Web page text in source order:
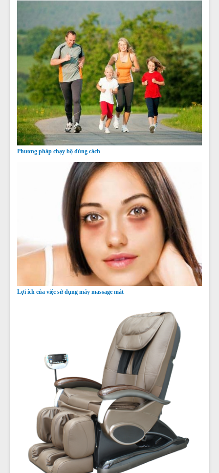
Phương pháp chạy bộ đúng cách
Lợi ích của việc sử dụng máy massage mắt